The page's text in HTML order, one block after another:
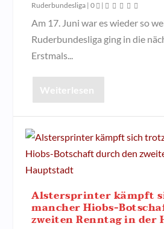
Ruderbundesliga |0 |
Am 17. Juni war es wieder so
Ruderbundesliga ging in die
Erstmals...
Weiterlesen
Alstersprinter kämpft
mancher Hiobs-
zweiten Renntag in der